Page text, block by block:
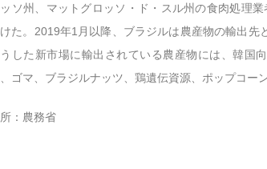
ソ州、マットグロッソ・ド・スル州の食肉処理
た。2019年1月以降、ブラジルは農産物の輸出先
した新市場に輸出されている農産物には、韓国
ゴマ、ブラジルナッツ、鶏遺伝資源、ポップコー
：農務省